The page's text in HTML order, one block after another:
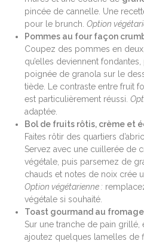
pincée de cannelle. Une
pour le brunch. Option
Pommes au four façon
Coupez des pommes en
qu’elles deviennent
poignée de granola sur le
tiède. Le contraste entre fruit
est particulièrement réussi.
adaptée.
Bol de fruits rôtis, crème et
Faites rôtir des quartiers
Servez avec une cuillerée de
végétale, puis parsemez de
chauds et notes de noix crée
Option végétarienne :
végétale si souhaité.
Toast gourmand au
Sur une tranche de pain grillé,
ajoutez quelques lamelles de